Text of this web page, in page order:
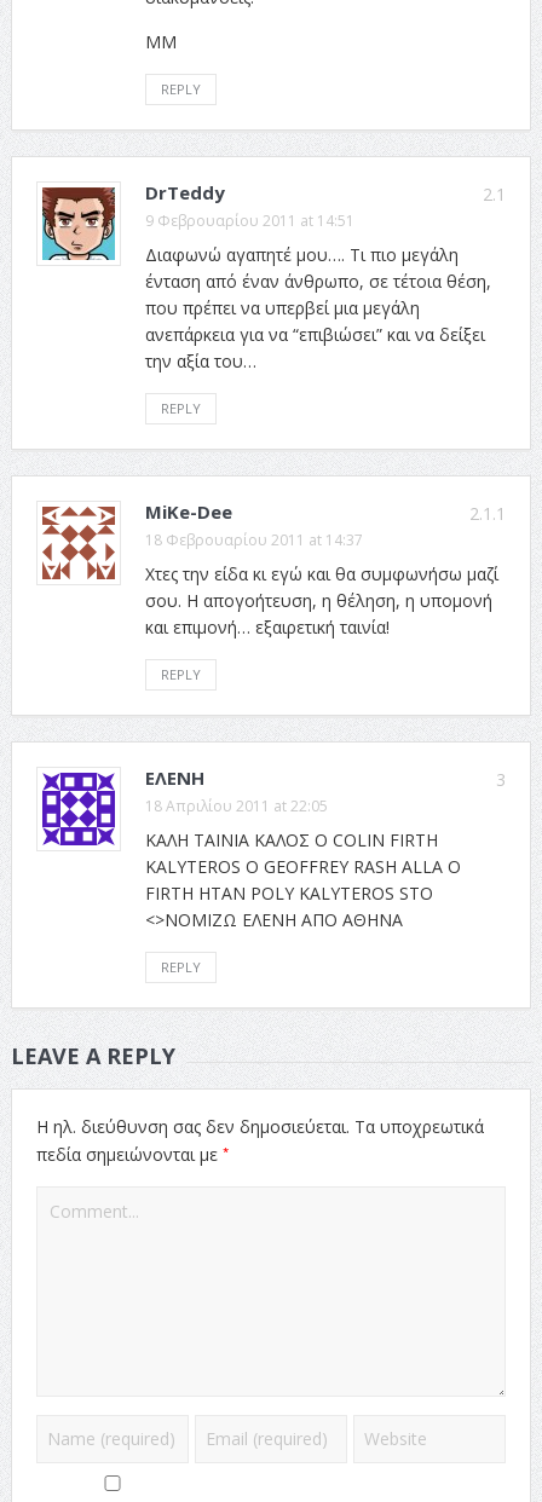
ΜΜ
REPLY
2.1
DrTeddy
9 Φεβρουαρίου 2011 at 14:51
Διαφωνώ αγαπητέ μου…. Τι πιο μεγάλη
ένταση από έναν άνθρωπο, σε τέτοια θέση,
που πρέπει να υπερβεί μια μεγάλη
ανεπάρκεια για να “επιβιώσει” και να δείξει
την αξία του…
REPLY
2.1.1
MiKe-Dee
18 Φεβρουαρίου 2011 at 14:37
Χτες την είδα κι εγώ και θα συμφωνήσω μαζί
σου. Η απογοήτευση, η θέληση, η υπομονή
και επιμονή… εξαιρετική ταινία!
REPLY
3
ΕΛΕΝΗ
18 Απριλίου 2011 at 22:05
ΚΑΛΗ ΤΑΙΝΙΑ ΚΑΛΟΣ Ο COLIN FIRTH
KALYTEROS O GEOFFREY RASH ALLA O
FIRTH HTAN POLY KALYTEROS STO
<>ΝΟΜΙΖΩ ΕΛΕΝΗ ΑΠΟ ΑΘΗΝΑ
REPLY
LEAVE A REPLY
Η ηλ. διεύθυνση σας δεν δημοσιεύεται. Τα υποχρεωτικά
πεδία σημειώνονται με *